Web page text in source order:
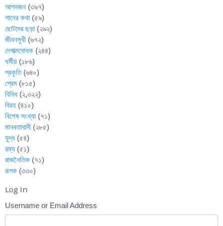
আপনজন (৩৯৭)
গানের কথা (৫৯)
ছোটদের ছড়া (২৯২)
জীবনমুখী (৬৭২)
দেশাত্মবোধক (২৪৪)
ধর্মীয় (১৮৬)
প্রকৃতি(৬৪০)
প্রেম (৮১৫)
বিবিধ (২,৩২২)
বিরহ (৪১০)
বিশেষ সংখ্যা (৭১)
মানবতাবাদী (২৮৫)
যুদ্ধ (৫৪)
রম্য (৫১)
রাজনৈতিক (৭১)
রূপক (৩৩০)
Log In
Username or Email Address